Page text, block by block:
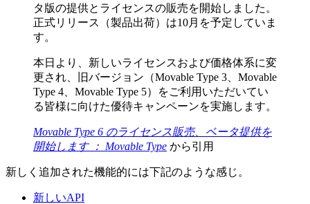
タ版の提供とライセンスの販売を開始しました。
正式リリース（製品出荷）は10月を予定していま
す。
本日より、新しいライセンスおよび価格体系に変
更され、旧バージョン（Movable Type 3、Movable
Type 4、Movable Type 5）をご利用いただいてい
る皆様に向けた優待キャンペーンを実施します。
Movable Type 6 のライセンス販売、ベータ提供を
開始します ： Movable Type から引用
新しく追加された機能的には下記のような感じ。
新しいAPI